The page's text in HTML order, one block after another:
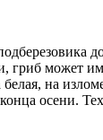
гриб может
на
осени.